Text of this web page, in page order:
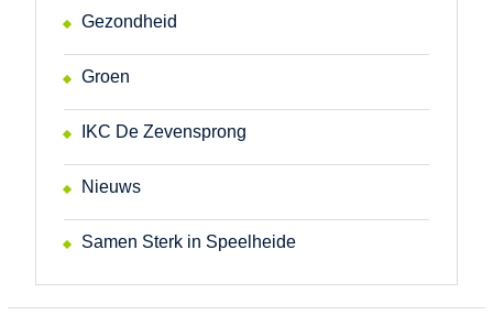
Gezondheid
Groen
IKC De Zevensprong
Nieuws
Samen Sterk in Speelheide